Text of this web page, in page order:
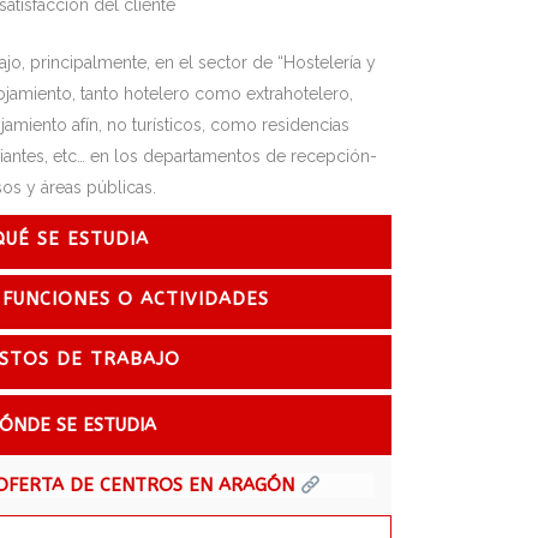
del cliente
principalmente, en el sector de “Hostelería y
tanto hotelero como extrahotelero,
afín, no turísticos, como residencias
etc… en los departamentos de recepción-
y áreas públicas.
SE ESTUDIA
O ACTIVIDADES
DE TRABAJO
SE ESTUDIA
DE CENTROS EN ARAGÓN